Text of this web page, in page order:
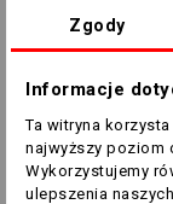
Zgody
Informacje
Ta witryna
najwyższy poziom
Wykorzystujemy
ulepszenia